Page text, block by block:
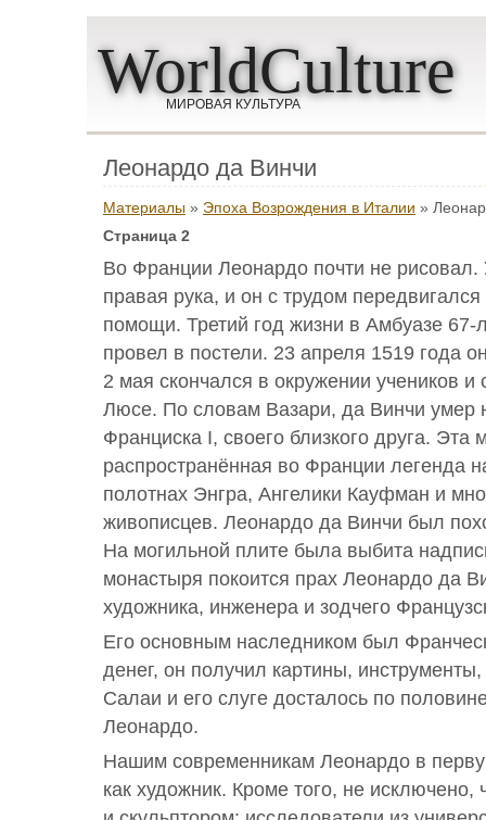
WorldCulture
МИРОВАЯ КУЛЬТУРА
Леонардо да Винчи
Материалы » Эпоха Возрождения в Италии »
Страница 2
Во Франции Леонардо почти не рисовал.
правая рука, и он с трудом
помощи. Третий год жизни в Амбуазе 67-
провел в постели. 23 апреля 1519 года
2 мая скончался в окружении учеников
Люсе. По словам Вазари, да Винчи умер
Франциска I, своего близкого друга. Эта
распространённая во Франции легенда
полотнах Энгра, Ангелики Кауфман и
живописцев. Леонардо да Винчи был
На могильной плите была выбита
монастыря покоится прах Леонардо да
художника, инженера и зодчего
Его основным наследником был
денег, он получил картины,
Салаи и его слуге досталось по
Леонардо.
Нашим современникам Леонардо в
как художник. Кроме того, не исключено,